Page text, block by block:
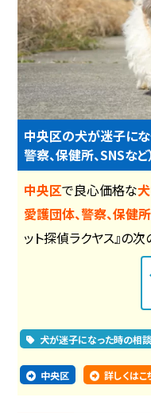
中央区の犬が迷子にな
警察、保健所、SNSなど
中央区で良心価格な
愛護団体、警察、保健所
ット探偵ラクヤス』の
犬が迷子になった時の相談
中央区 詳しくはこ